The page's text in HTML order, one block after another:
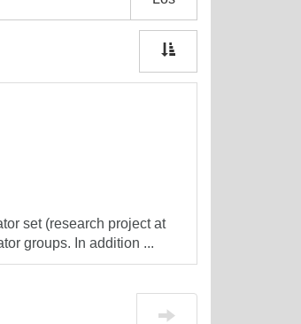
set (research project at
groups. In addition ...